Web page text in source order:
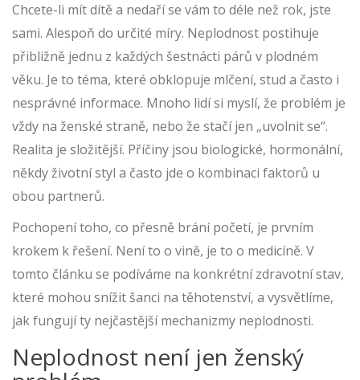
Chcete-li mít dítě a nedaří se vám to déle než rok, jste
sami. Alespoň do určité míry. Neplodnost postihuje
přibližně jednu z každých šestnácti párů v plodném
věku. Je to téma, které obklopuje mlčení, stud a často i
nesprávné informace. Mnoho lidí si myslí, že problém je
vždy na ženské straně, nebo že stačí jen „uvolnit se“.
Realita je složitější. Příčiny jsou biologické, hormonální,
někdy životní styl a často jde o kombinaci faktorů u
obou partnerů.
Pochopení toho, co přesně brání početí, je prvním
krokem k řešení. Není to o vině, je to o medicíně. V
tomto článku se podíváme na konkrétní zdravotní stav,
které mohou snížit šanci na těhotenství, a vysvětlíme,
jak fungují ty nejčastější mechanizmy neplodnosti.
Neplodnost není jen ženský